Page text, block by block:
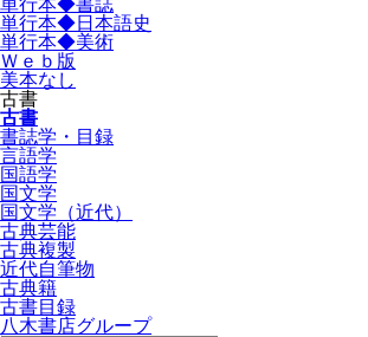
単行本◆書誌
単行本◆日本語史
単行本◆美術
Ｗｅｂ版
美本なし
古書
古書
書誌学・目録
言語学
国語学
国文学
国文学（近代）
古典芸能
古典複製
近代自筆物
古典籍
古書目録
八木書店グループ